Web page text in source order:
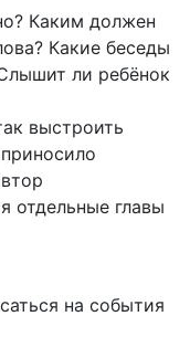
Каким должен
Какие беседы
ли ребёнок
выстроить
отдельные главы
на события